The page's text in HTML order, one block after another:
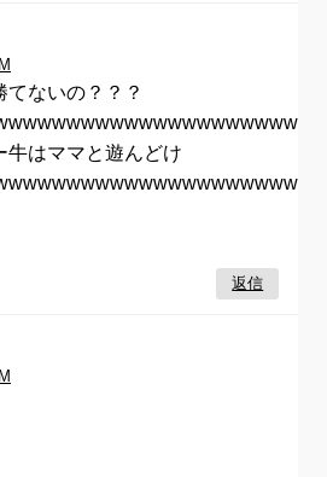
ないの？？？
牛はママと遊んどけ
返信